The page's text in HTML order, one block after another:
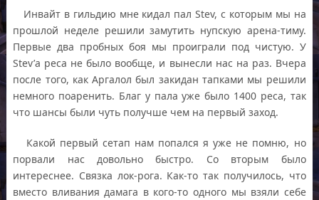
Инвайт в гильдию мне кидал пал Stev, с которым мы на
прошлой неделе решили замутить нупскую арена-тиму.
Первые два пробных боя мы проиграли под чистую. У
Stev’а реса не было вообще, и вынесли нас на раз. Вчера
после того, как Аргалол был закидан тапками мы решили
немного поаренить. Благ у пала уже было 1400 реса, так
что шансы были чуть получше чем на первый заход.
Какой первый сетап нам попался я уже не помню, но
порвали нас довольно быстро. Со вторым было
интереснее. Связка лок-рога. Как-то так получилось, что
вместо вливания дамага в кого-то одного мы взяли себе